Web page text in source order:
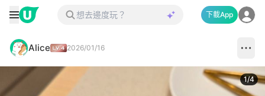
下載App
Alice 2026/01/16
1/4